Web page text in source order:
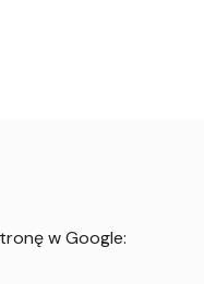
w Google: